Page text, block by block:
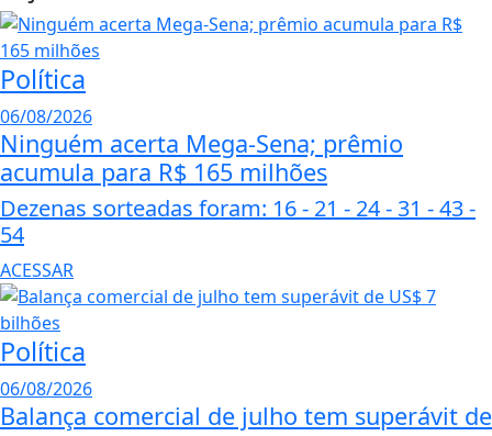
Política
06/08/2026
Ninguém acerta Mega-Sena; prêmio
acumula para R$ 165 milhões
Dezenas sorteadas foram: 16 - 21 - 24 - 31 - 43 -
54
ACESSAR
Política
06/08/2026
Balança comercial de julho tem superávit de